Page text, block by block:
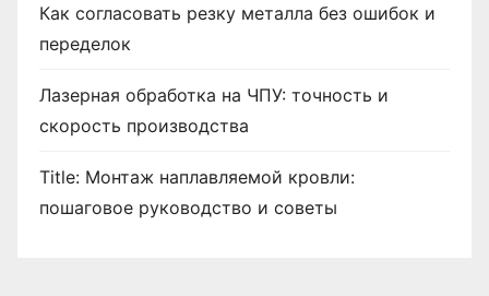
Как согласовать резку металла без ошибок и
переделок
Лазерная обработка на ЧПУ: точность и
скорость производства
Title: Монтаж наплавляемой кровли:
пошаговое руководство и советы